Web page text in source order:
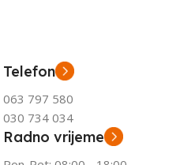
Telefon
063 797 580
030 734 034
Radno vrijeme